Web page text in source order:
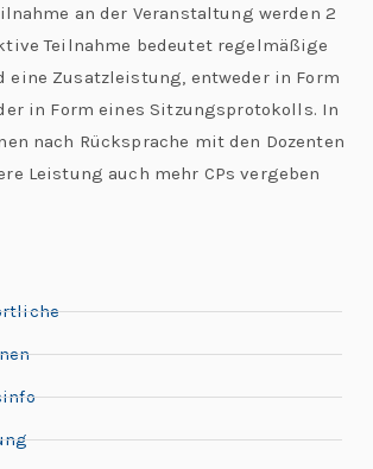
an der Veranstaltung werden 2
Teilnahme bedeutet regelmäßige
eine Zusatzleistung, entweder in Form
in Form eines Sitzungsprotokolls. In
nach Rücksprache mit den Dozenten
Leistung auch mehr CPs vergeben